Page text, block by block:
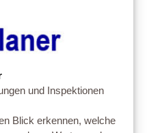
und Inspektionen
Blick erkennen, welche